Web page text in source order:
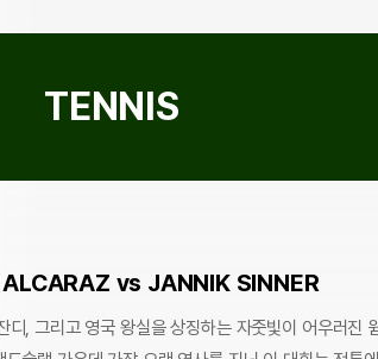
TENNIS
vs JANNIK SINNER
디, 그리고 영국 왕실을 상징하는 자줏빛이 어우러진